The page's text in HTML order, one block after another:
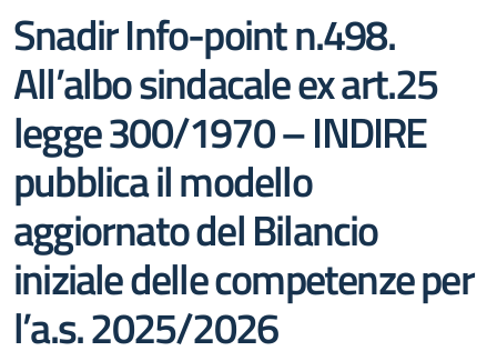
Snadir Info-point n.498.
All’albo sindacale ex art.25
legge 300/1970 – INDIRE
pubblica il modello
aggiornato del Bilancio
iniziale delle competenze per
l’a.s. 2025/2026